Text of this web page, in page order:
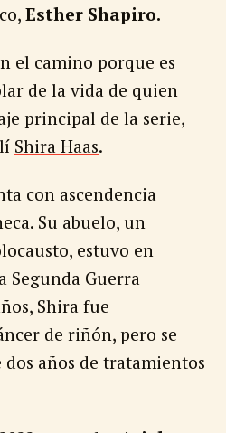
Esther Shapiro.
el camino porque es
de la vida de quien
principal de la serie,
Shira Haas.
con ascendencia
Su abuelo, un
estuvo en
Segunda Guerra
Shira fue
de riñón, pero se
dos años de tratamientos